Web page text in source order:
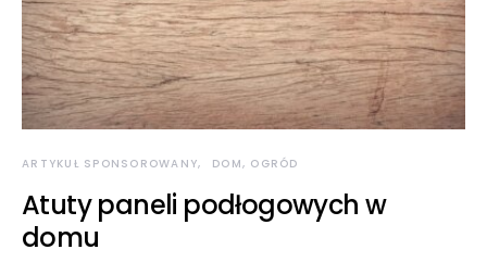
ARTYKUŁ SPONSOROWANY DOM, OGRÓD
Atuty paneli podłogowych w
domu